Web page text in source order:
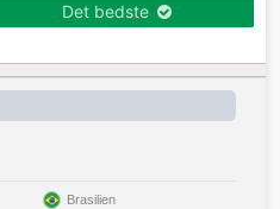
Det bedste
Brasilien